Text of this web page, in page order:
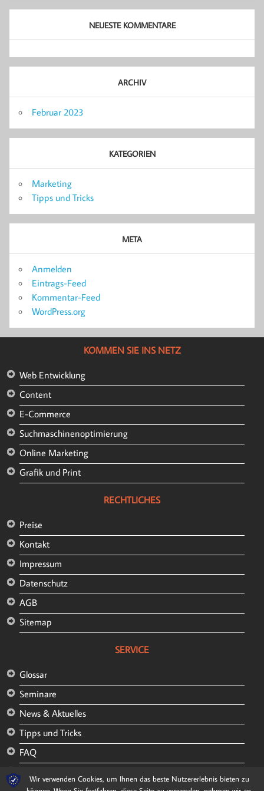
NEUESTE KOMMENTARE
ARCHIV
Februar 2023
KATEGORIEN
Marketing
Tipps und Tricks
META
Anmelden
Eintrags-Feed
Kommentar-Feed
WordPress.org
KOMMEN SIE INS NETZ
Web Entwicklung
Content
E-Commerce
Suchmaschinenoptimierung
Online Marketing
Grafik und Print
RECHTLICHES
Preise
Kontakt
Impressum
Datenschutz
AGB
Sitemap
SERVICE
Glossar
Seminare
News & Aktuelles
Tipps und Tricks
FAQ
Wir verwenden Cookies, um Ihnen das beste Nutzererlebnis bieten zu